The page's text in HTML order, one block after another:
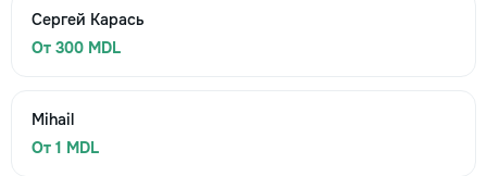
Сергей Карась
От 300 MDL
Mihail
От 1 MDL